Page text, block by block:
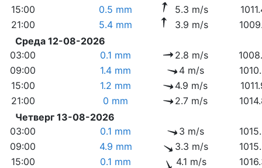
15:00
0.5 mm 5.3 m/s
21:00
5.4 mm 3.9 m/s
Среда 12-08-2026
03:00
0.1 mm 2.8 m/s
09:00
1.4 mm 4 m/s
15:00
1.2 mm 4.9 m/s
21:00
0 mm 2.7 m/s
Четверг 13-08-2026
03:00
0.1 mm 3 m/s
09:00
4.9 mm 3.3 m/s
15:00
0.1 mm 4.1 m/s